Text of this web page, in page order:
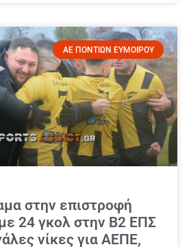
ΑΕ ΠΟΝΤΙΩΝ ΕΥΜΟΙΡΟΥ
στην επιστροφή
24 γκολ στην Β2 ΕΠΣ
νίκες για ΑΕΠΕ,